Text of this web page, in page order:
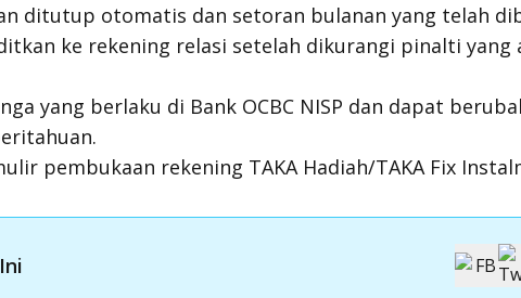
ditutup otomatis dan setoran bulanan yang telah
ke rekening relasi setelah dikurangi pinalti yang
yang berlaku di Bank OCBC NISP dan dapat
pembukaan rekening TAKA Hadiah/TAKA Fix